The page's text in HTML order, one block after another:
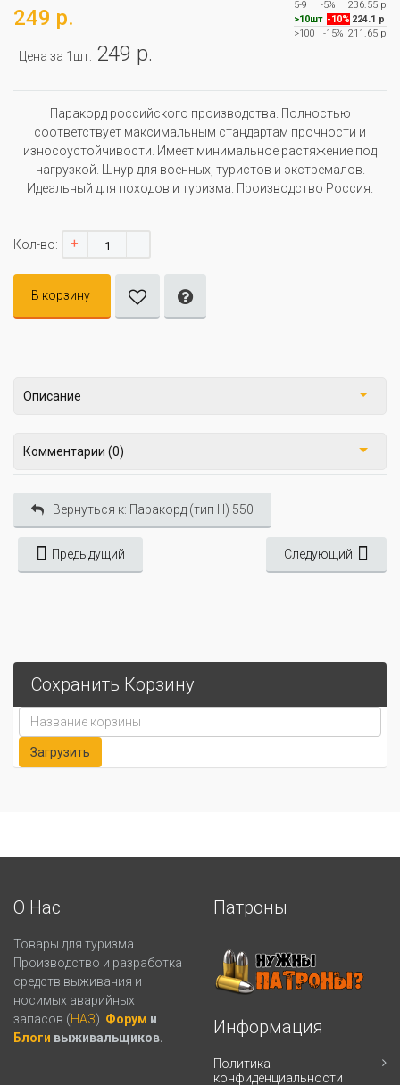
249 р.
Цена за 1шт: 249 р.
5-9
-5%
236.55 р
>10шт -10% 224.1 р
>100
-15% 211.65 р
Паракорд российского производства. Полностью
соответствует максимальным стандартам прочности и
износоустойчивости. Имеет минимальное растяжение под
нагрузкой. Шнур для военных, туристов и экстремалов.
Идеальный для походов и туризма. Производство Россия.
Кол-во: + -
В корзину
Описание
Комментарии (0)
Вернуться к: Паракорд (тип III) 550
Предыдущий Следующий
Сохранить Корзину
О Нас
Товары для туризма.
Производство и разработка
средств выживания и
носимых аварийных
запасов (НАЗ). Форум и
Блоги выживальщиков.
Патроны
Информация
Политика
конфиденциальности